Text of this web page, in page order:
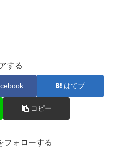
する
はてブ
コピー
フォローする